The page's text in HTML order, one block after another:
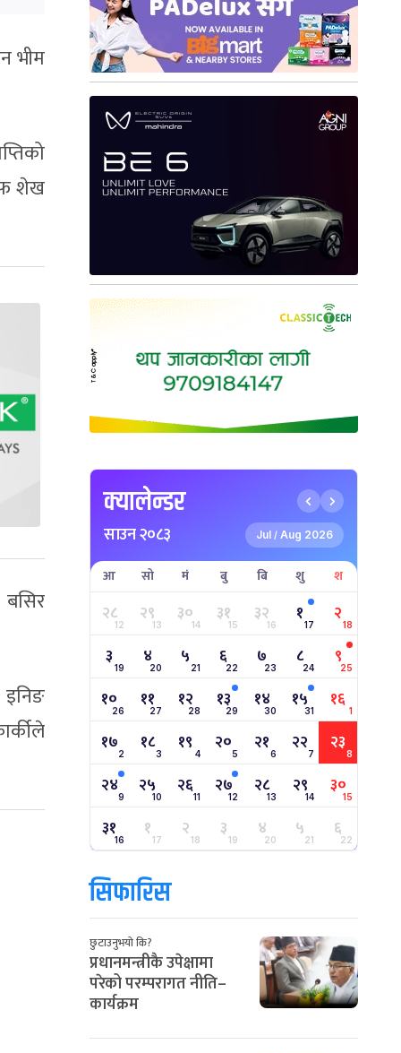
भीम
शेख
क्यालेन्डर
साउन २०८३ Jul / Aug 2026
आ सो मं बु बि शु श
२८12 २९13 ३०14 ३१15 ३२16 १17 २18
३ 19 ४20 ५ 21 ६22 ७23 ८24 ९25
१०26 ११27 १२28 १३29 १४30 १५31 १६ 1
१७2 १८3 १९ 4 २०5 २१6 २२7 २३8
२४9 २५10 २६11 २७12 २८13 २९14 ३०15
३१16 १17 २18 ३19 ४20 ५21 ६22
सिफारिस
छुटाउनुभयो कि?
प्रधानमन्त्रीकै उपेक्षामा
परेको परम्परागत नीति–
कार्यक्रम